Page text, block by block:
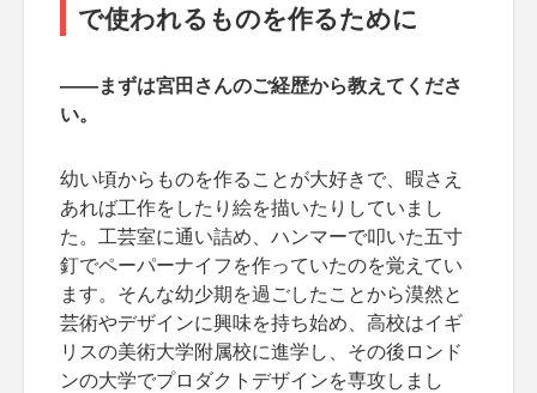
で使われるものを作るために
――まずは宮田さんのご経歴から教えてくださ
い。
幼い頃からものを作ることが大好きで、暇さえ
あれば工作をしたり絵を描いたりしていまし
た。工芸室に通い詰め、ハンマーで叩いた五寸
釘でペーパーナイフを作っていたのを覚えてい
ます。そんな幼少期を過ごしたことから漠然と
芸術やデザインに興味を持ち始め、高校はイギ
リスの美術大学附属校に進学し、その後ロンド
ンの大学でプロダクトデザインを専攻しまし